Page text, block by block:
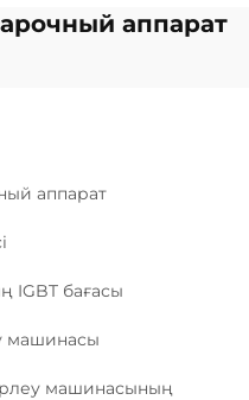
аппарат
аппарат
IGBT бағасы
машинасы
машинасының